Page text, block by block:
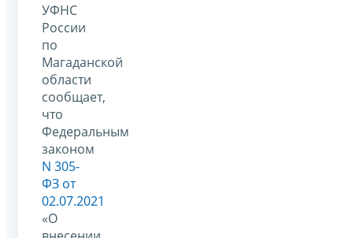
УФНС
России
по
Магаданской
области
сообщает,
что
Федеральным
законом
N 305-
ФЗ от
02.07.2021
«О